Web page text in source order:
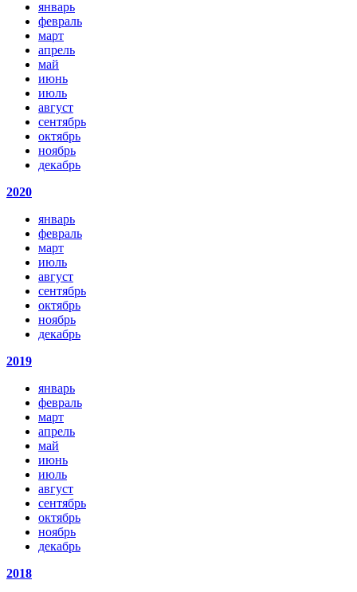
январь
февраль
март
апрель
май
июнь
июль
август
сентябрь
октябрь
ноябрь
декабрь
2020
январь
февраль
март
июль
август
сентябрь
октябрь
ноябрь
декабрь
2019
январь
февраль
март
апрель
май
июнь
июль
август
сентябрь
октябрь
ноябрь
декабрь
2018